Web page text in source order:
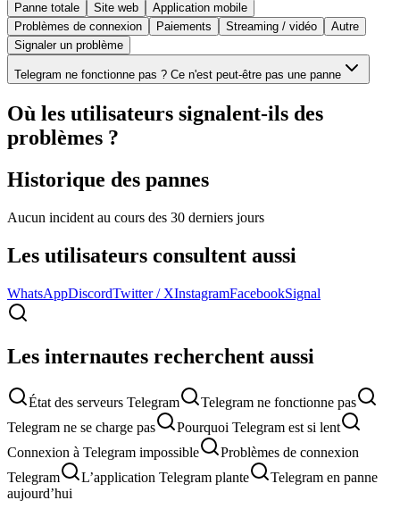
Panne totale Site web
Application mobile
Problèmes de connexion
Paiements Streaming / vidéo
Autre
Signaler un problème
Telegram ne fonctionne pas ? Ce n'est peut-être pas une panne
Où les utilisateurs signalent-ils des
problèmes ?
Historique des pannes
Aucun incident au cours des 30 derniers jours
Les utilisateurs consultent aussi
WhatsAppDiscordTwitter / XInstagramFacebookSignal
Les internautes recherchent aussi
État des serveurs Telegram
Telegram ne fonctionne pas
Telegram ne se charge pas
Pourquoi Telegram est si lent
Connexion à Telegram impossible
Problèmes de connexion
Telegram
L’application Telegram plante
Telegram en panne
aujourd’hui